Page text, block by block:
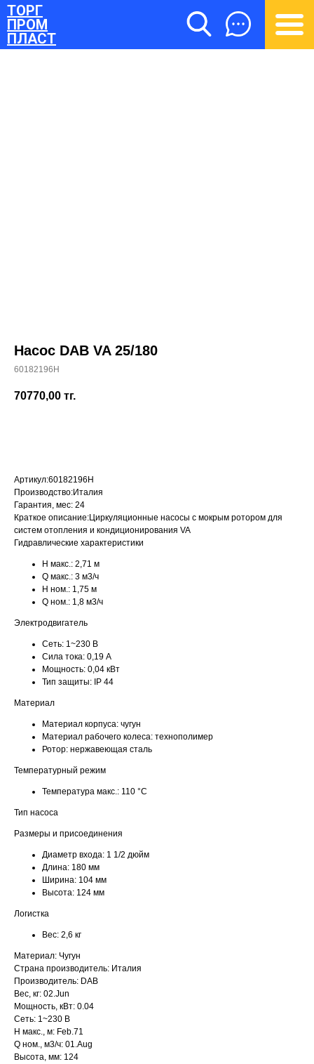
ТОРГ
ПРОМ
ПЛАСТ
(700) 730-70-73
Насос DAB VA 25/180
60182196H
70770,00 тг.
Артикул:60182196H
Производство:Италия
Гарантия, мес: 24
Краткое описание:Циркуляционные насосы с мокрым ротором для
систем отопления и кондиционирования VA
Гидравлические характеристики
H макс.: 2,71 м
Q макс.: 3 м3/ч
H ном.: 1,75 м
Q ном.: 1,8 м3/ч
Электродвигатель
Сеть: 1~230 В
Сила тока: 0,19 А
Мощность: 0,04 кВт
Тип защиты: IP 44
Материал
Материал корпуса: чугун
Материал рабочего колеса: технополимер
Ротор: нержавеющая сталь
Температурный режим
Температура макс.: 110 °С
Тип насоса
Размеры и присоединения
Диаметр входа: 1 1/2 дюйм
Длина: 180 мм
Ширина: 104 мм
Высота: 124 мм
Логистка
Вес: 2,6 кг
Материал: Чугун
Страна производитель: Италия
Производитель: DAB
Вес, кг: 02.Jun
Мощность, кВт: 0.04
Сеть: 1~230 В
H макс., м: Feb.71
Q ном., м3/ч: 01.Aug
Высота, мм: 124